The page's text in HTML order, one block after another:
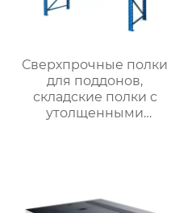
Сверхпрочные полки
для поддонов,
складские полки с
утолщенными
оптовая торговля